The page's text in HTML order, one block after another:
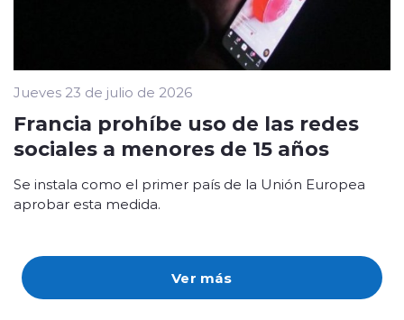
Ver más
Jueves 23 de julio de 2026
Francia prohíbe uso de las redes
sociales a menores de 15 años
Se instala como el primer país de la Unión Europea
aprobar esta medida.